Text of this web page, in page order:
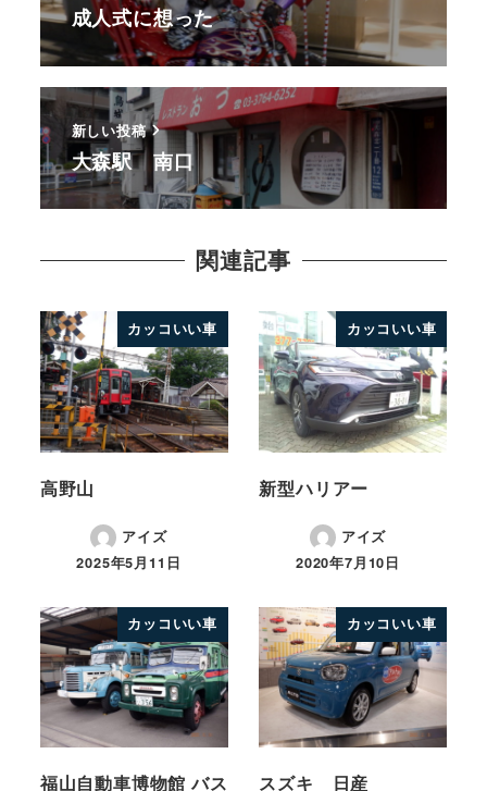
成人式に想った
新しい投稿
大森駅 南口
関連記事
カッコいい車
高野山
アイズ
2025年5月11日
カッコいい車
新型ハリアー
アイズ
2020年7月10日
カッコいい車
福山自動車博物館 バス
カッコいい車
スズキ 日産